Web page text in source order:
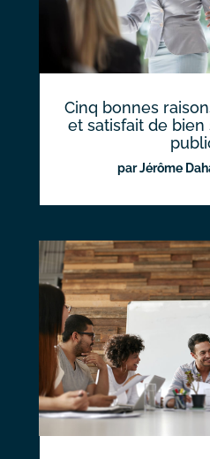
Cinq bonnes
et satisfait de
parJérôme